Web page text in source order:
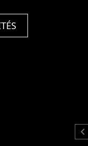
chevron_left